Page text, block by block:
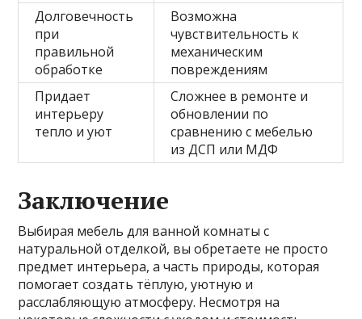
Долговечность
при
правильной
обработке
Возможна
чувствительность к
механическим
повреждениям
Придает
интерьеру
тепло и уют
Сложнее в ремонте и
обновлении по
сравнению с мебелью
из ДСП или МДФ
Заключение
Выбирая мебель для ванной комнаты с
натуральной отделкой, вы обретаете не просто
предмет интерьера, а часть природы, которая
помогает создать тёплую, уютную и
расслабляющую атмосферу. Несмотря на